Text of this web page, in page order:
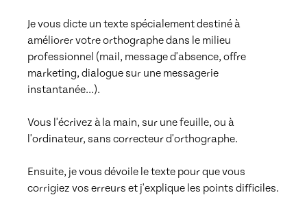
Je vous dicte un texte spécialement destiné à
améliorer votre orthographe dans le milieu
professionnel (mail, message d'absence, offre
marketing, dialogue sur une messagerie
instantanée...).
Vous l'écrivez à la main, sur une feuille, ou à
l'ordinateur, sans correcteur d'orthographe.
Ensuite, je vous dévoile le texte pour que vous
corrigiez vos erreurs et j'explique les points difficiles.